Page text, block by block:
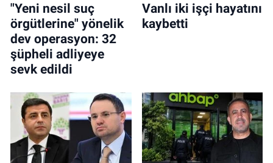
"Yeni nesil suç
örgütlerine" yönelik
dev operasyon: 32
şüpheli adliyeye
sevk edildi
Vanlı iki işçi hayatını
kaybetti